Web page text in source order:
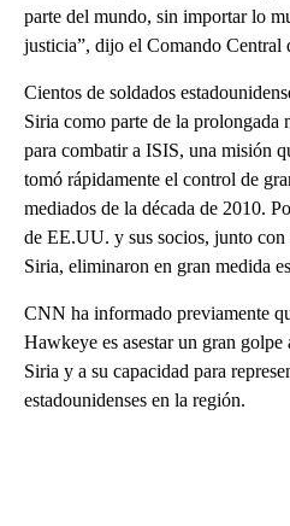
parte del mundo, sin importar lo
justicia”, dijo el Comando
Cientos de soldados
Siria como parte de la prolongada
para combatir a ISIS, una misión
tomó rápidamente el control de
mediados de la década de 2010.
de EE.UU. y sus socios, junto con
Siria, eliminaron en gran medida
CNN ha informado previamente
Hawkeye es asestar un gran golpe
Siria y a su capacidad para
estadounidenses en la región.